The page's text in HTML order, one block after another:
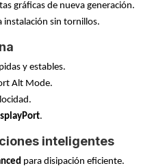
gráficas de nueva generación.
instalación sin tornillos.
y estables.
Alt Mode.
.
inteligentes
para disipación eficiente.